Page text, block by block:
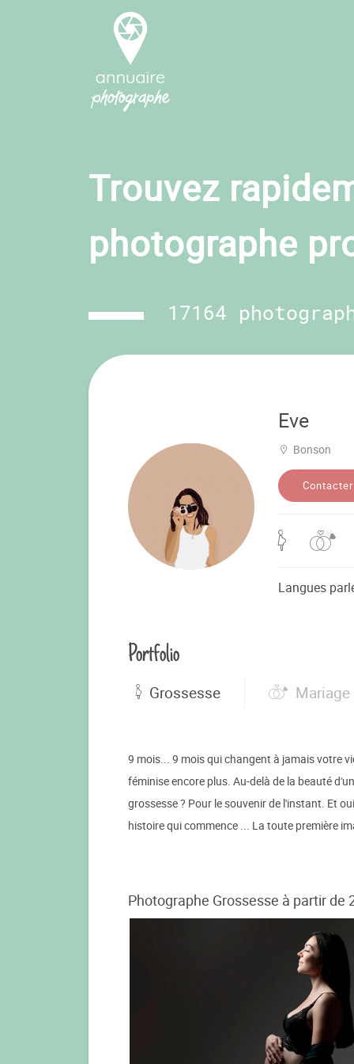
Trouvez
photographe
17164
Eve
Bonson
Contacter
Langues
Portfolio
Grossesse Mariage
9 mois... 9 mois qui changent à jamais votre
féminise encore plus. Au-delà de la beauté
grossesse ? Pour le souvenir de l'instant. Et
histoire qui commence ... La toute première
Photographe Grossesse à partir de